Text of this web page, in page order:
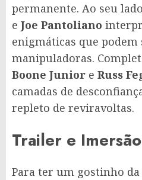
permanente. Ao seu
e Joe Pantoliano
enigmáticas que podem
manipuladoras.
Boone Junior e Russ
camadas de
repleto de reviravoltas.
Trailer e Imersão
Para ter um gostinho